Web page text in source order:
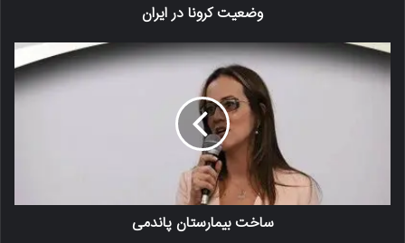
وضعیت کرونا در ایران
ساخت بیمارستان پاندمی